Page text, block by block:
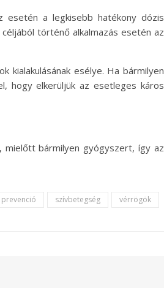
esetén a legkisebb hatékony dózis
történő alkalmazás esetén az
kialakulásának esélye. Ha bármilyen
hogy elkerüljük az esetleges káros
mielőtt bármilyen gyógyszert, így az
prevenció szívbetegség vérrögök